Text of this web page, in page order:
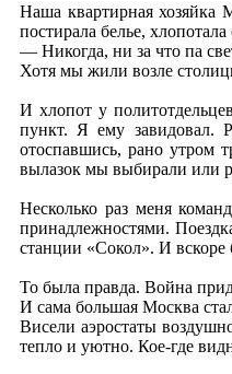
Наша квартирная хозяйка
постирала белье,
— Никогда, ни за что па
Хотя мы жили возле
И хлопот у
пункт. Я ему завидовал.
отоспавшись, рано утром
вылазок мы выбирали или
Несколько раз меня
принадлежностями.
станции «Сокол». И
То была правда. Война
И сама большая Москва
Висели аэростаты
тепло и уютно. Кое-где